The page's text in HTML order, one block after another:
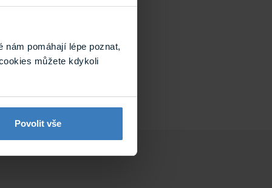
nám pomáhají lépe poznat,
můžete kdykoli
Povolit vše
fólie
od data